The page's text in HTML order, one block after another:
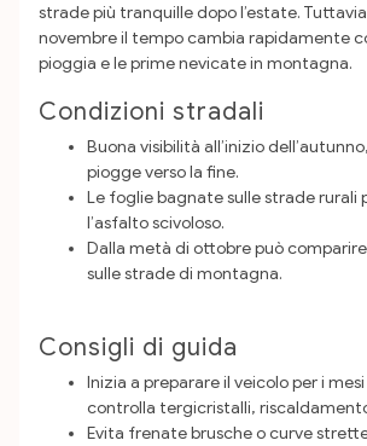
strade più tranquille dopo l’estate.
novembre il tempo cambia rapidamente
pioggia e le prime nevicate in montagna.
Condizioni stradali
Buona visibilità all’inizio
piogge verso la fine.
Le foglie bagnate sulle strade rurali
l’asfalto scivoloso.
Dalla metà di ottobre può
sulle strade di montagna.
Consigli di guida
Inizia a preparare il veicolo per i
controlla tergicristalli,
Evita frenate brusche o curve